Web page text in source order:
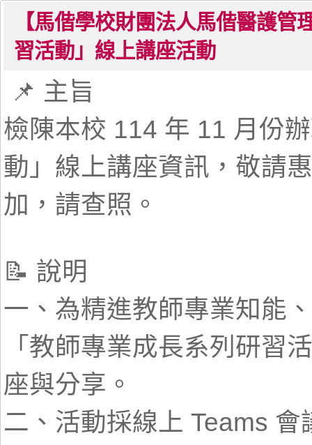
【馬偕學校財團法人馬偕醫護
習活動」線上講座活動
📌 主旨
檢陳本校 114 年 11 月份
動」線上講座資訊，敬請
加，請查照。
📝 說明
一、為精進教師專業知能
「教師專業成長系列研習
座與分享。
二、活動採線上 Teams